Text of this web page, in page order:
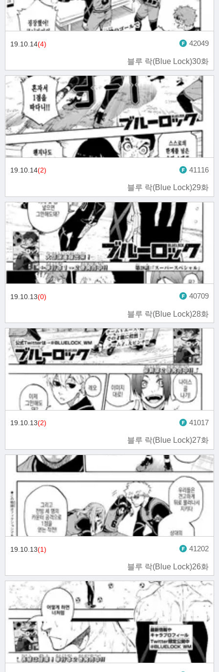
블루 락(Blue Lock)30화
19.10.14(4) 42049
블루 락(Blue Lock)29화
19.10.14(2) 41116
블루 락(Blue Lock)28화
19.10.13(0) 40709
블루 락(Blue Lock)27화
19.10.13(2) 41017
블루 락(Blue Lock)26화
19.10.13(1) 41202